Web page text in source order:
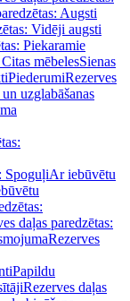
Augsti
Vidēji augsti
Piekaramie
mēbelesSienas
PiederumiRezerves
uzglabāšanas
SpoguļiAr iebūvētu
daļas paredzētas:
Rezerves
Papildu
Rezerves daļas